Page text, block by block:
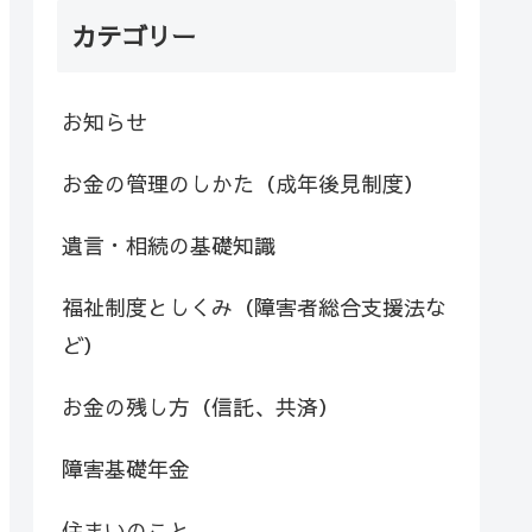
カテゴリー
お知らせ
お金の管理のしかた（成年後見制度）
遺言・相続の基礎知識
福祉制度としくみ（障害者総合支援法な
ど）
お金の残し方（信託、共済）
障害基礎年金